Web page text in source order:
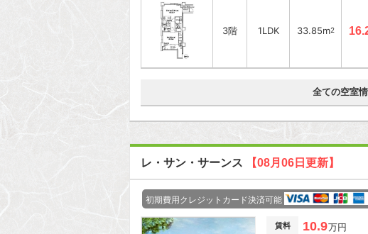
3階 1LDK 33.85m2
全ての空室
レ・サン・サーンス 【08月06日更新】
初期費用クレジットカード決済可能
賃料 10.9万円